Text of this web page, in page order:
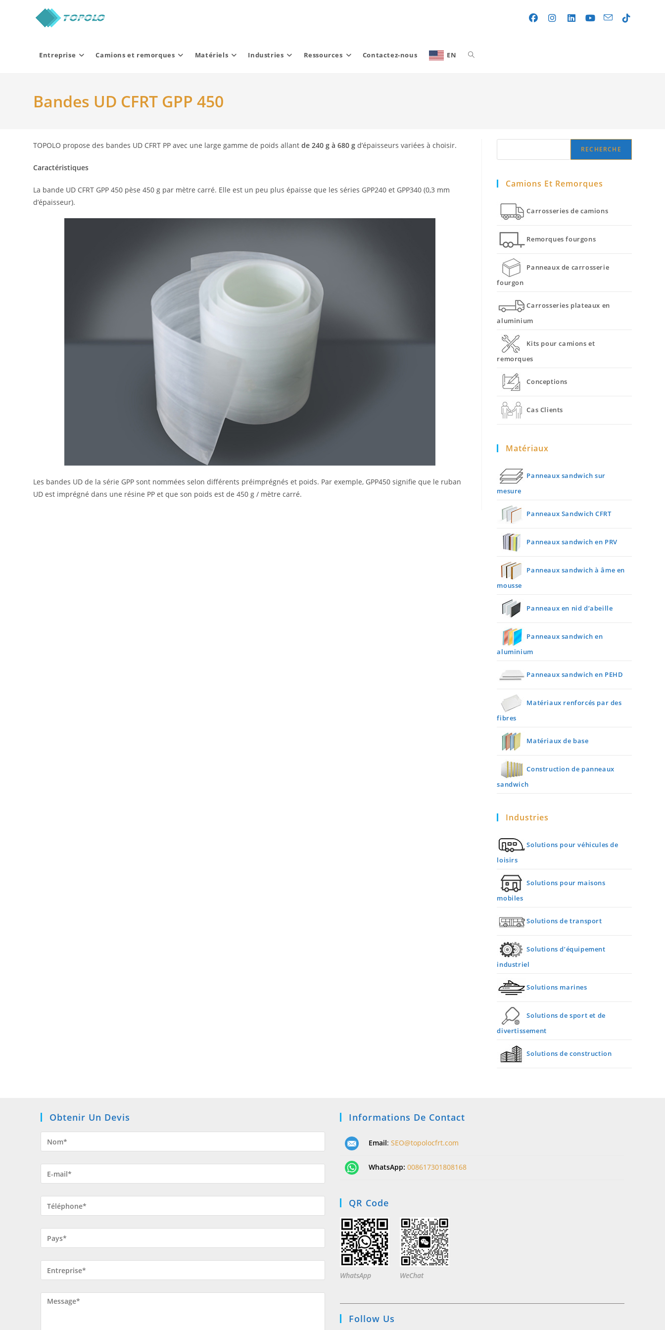
Entreprise Camions et remorques Matériels Industries Ressources Contactez-nous EN Toggle
Bandes UD CFRT GPP 450
TOPOLO propose des bandes UD CFRT PP avec une large gamme de poids allantde 240 g à 680 g d’épaisseurs variées à choisir.
Caractéristiques
La bande UD CFRT GPP 450 pèse 450 g par mètre carré. Elle est un peu plus épaisse que les séries GPP240 et GPP340 (0,3 mm
d’épaisseur).
Les bandes UD de la série GPP sont nommées selon différents préimprégnés et poids. Par exemple, GPP450 signifie que le ruban
UD est imprégné dans une résine PP et que son poids est de 450 g / mètre carré.
RECHERCHE
Camions Et Remorques
Carrosseries de camions
Remorques fourgons
Panneaux de carrosserie
fourgon
Carrosseries plateaux en
aluminium
Kits pour camions et
remorques
Conceptions
Cas Clients
Matériaux
Panneaux sandwich sur
mesure
Panneaux Sandwich CFRT
Panneaux sandwich en PRV
Panneaux sandwich à âme en
mousse
Panneaux en nid d’abeille
Panneaux sandwich en
aluminium
Panneaux sandwich en PEHD
Matériaux renforcés par des
fibres
Matériaux de base
Construction de panneaux
sandwich
Industries
Solutions pour véhicules de
loisirs
Solutions pour maisons
mobiles
Solutions de transport
Solutions d’équipement
industriel
Solutions marines
Solutions de sport et de
divertissement
Solutions de construction
Obtenir Un Devis Informations De Contact
Email: SEO@topolocfrt.com
WhatsApp: 008617301808168
QR Code
WhatsApp WeChat
Follow Us